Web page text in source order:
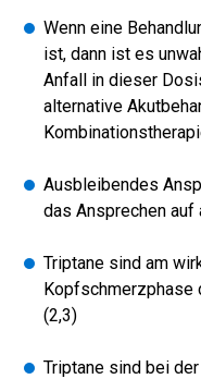
Wenn eine
ist, dann ist es
Anfall in dieser
alternative
Ausbleibendes
das Ansprechen auf
Triptane sind am
Kopfschmerzphase
(2,3)
Triptane sind bei